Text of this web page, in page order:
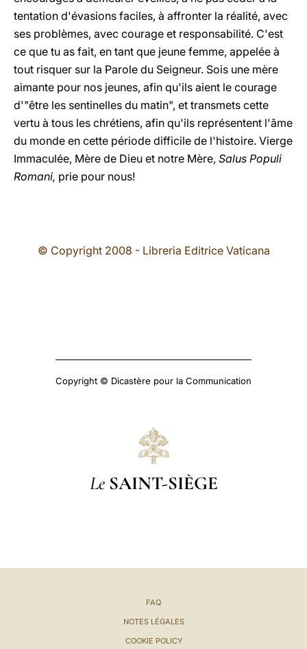
tentation d'évasions faciles, à affronter la réalité, avec
ses problèmes, avec courage et responsabilité. C'est
ce que tu as fait, en tant que jeune femme, appelée à
tout risquer sur la Parole du Seigneur. Sois une mère
aimante pour nos jeunes, afin qu'ils aient le courage
d'"être les sentinelles du matin", et transmets cette
vertu à tous les chrétiens, afin qu'ils représentent l'âme
du monde en cette période difficile de l'histoire. Vierge
Immaculée, Mère de Dieu et notre Mère, Salus Populi
Romani, prie pour nous!
© Copyright 2008 - Libreria Editrice Vaticana
Copyright © Dicastère pour la Communication
Le SAINT-SIÈGE
FAQ
NOTES LÉGALES
COOKIE POLICY